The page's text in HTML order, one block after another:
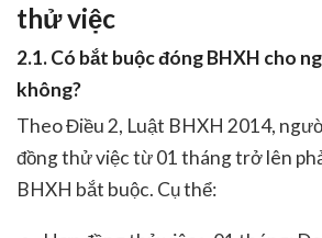
thử việc
2.1. Có bắt buộc đóng BHXH cho
không?
Theo Điều 2, Luật BHXH 2014,
đồng thử việc từ 01 tháng trở lên
BHXH bắt buộc. Cụ thể: